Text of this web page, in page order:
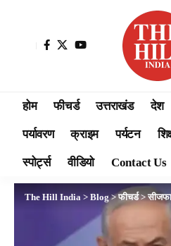
होम फीचर्ड उत्तराखंड देश
पर्यावरण क्राइम पर्यटन
स्पोर्ट्स वीडियो Contact Us
The Hill India > Blog>फीचर्ड>सीजफायर पर